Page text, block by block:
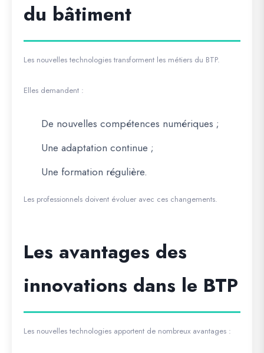
du bâtiment
Les nouvelles technologies transforment les métiers du BTP.
Elles demandent :
De nouvelles compétences numériques ;
Une adaptation continue ;
Une formation régulière.
Les professionnels doivent évoluer avec ces changements.
Les avantages des
innovations dans le BTP
Les nouvelles technologies apportent de nombreux avantages :